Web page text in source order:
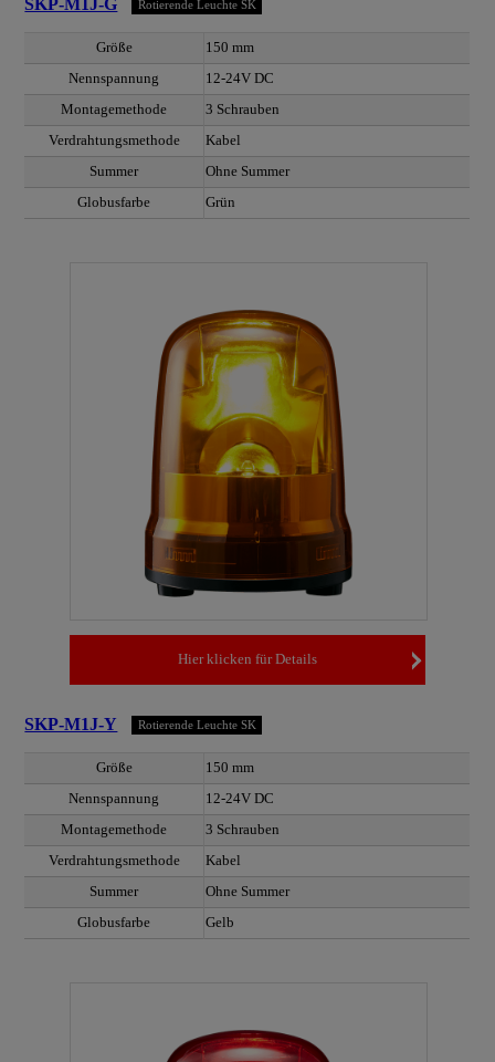
SKP-M1J-G Rotierende Leuchte SK
Größe
150 mm
Nennspannung
12-24V DC
Montagemethode
3 Schrauben
Verdrahtungsmethode
Kabel
Summer
Ohne Summer
Globusfarbe
Grün
Hier klicken für Details
SKP-M1J-Y Rotierende Leuchte SK
Größe
150 mm
Nennspannung
12-24V DC
Montagemethode
3 Schrauben
Verdrahtungsmethode
Kabel
Summer
Ohne Summer
Globusfarbe
Gelb